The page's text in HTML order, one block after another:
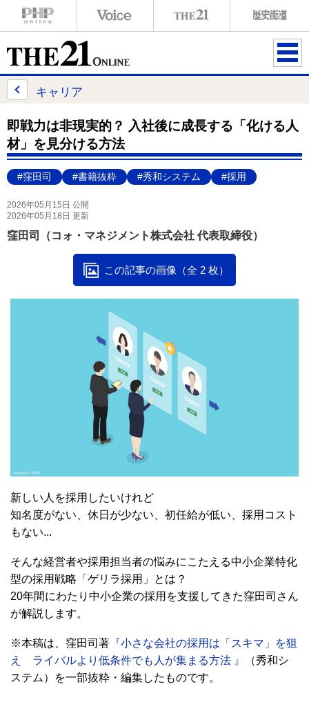
ME
キャリア
即戦力は非現実的？ 入社後に成長する「化ける人
材」を見分ける方法
#窪田司 #書籍抜粋 #秀和システム #採用
2026年05月15日 公開
2026年05月18日 更新
窪田司（コォ・マネジメント株式会社 代表取締役）
この記事の画像（全 2 枚）
新しい人を採用したいけれど
知名度がない、休日が少ない、初任給が低い、採用コスト
もない...
そんな経営者や採用担当者の悩みにこたえる中小企業特化
型の採用戦略「ゲリラ採用」とは？
20年間にわたり中小企業の採用を支援してきた窪田司さん
が解説します。
※本稿は、窪田司著 『小さな会社の採用は「スキマ」を狙
え ライバルより低条件でも人が集まる方法 』
（秀和シ
ステム）を一部抜粋・編集したものです。